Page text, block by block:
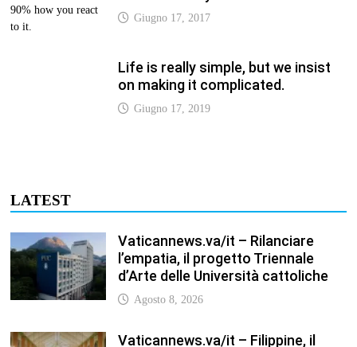
Giugno 17, 2019
d’Arte delle Università cattoliche
Agosto 8, 2026
Vaticannews.va/it – Filippine, il
diventa diocesi